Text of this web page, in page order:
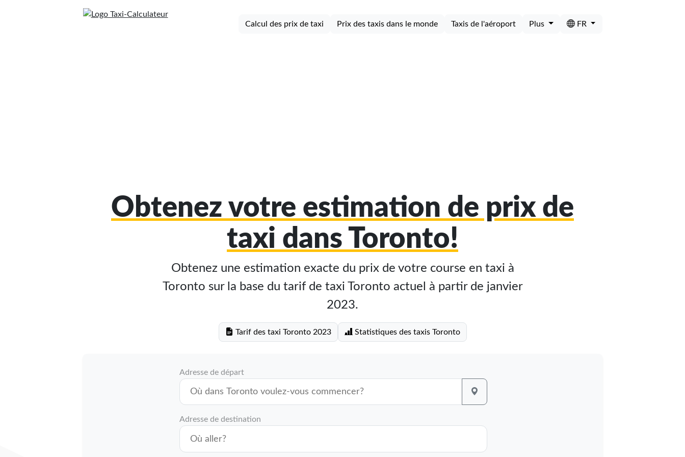
Calcul des prix de taxi Prix des taxis dans le monde Taxis de l'aéroport Plus FR
Obtenez votre estimation de prix de
taxi dans Toronto!
Obtenez une estimation exacte du prix de votre course en taxi à
Toronto sur la base du tarif de taxi Toronto actuel à partir de janvier
2023.
Tarif des taxi Toronto 2023 Statistiques des taxis Toronto
Adresse de départ
Adresse de destination